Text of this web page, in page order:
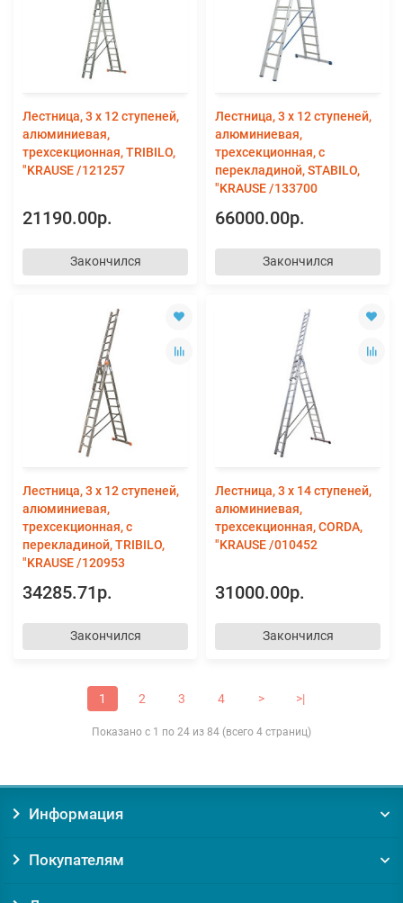
Лестница, 3 х 12 ступеней,
алюминиевая,
трехсекционная, TRIBILO,
"KRAUSE /121257
21190.00р.
Закончился
Лестница, 3 х 12 ступеней,
алюминиевая,
трехсекционная, с
перекладиной, STABILO,
"KRAUSE /133700
66000.00р.
Закончился
Лестница, 3 х 12 ступеней,
алюминиевая,
трехсекционная, с
перекладиной, TRIBILO,
"KRAUSE /120953
34285.71р.
Закончился
Лестница, 3 х 14 ступеней,
алюминиевая,
трехсекционная, CORDA,
"KRAUSE /010452
31000.00р.
Закончился
1 2 3 4 > >|
Показано с 1 по 24 из 84 (всего 4 страниц)
Информация
Покупателям